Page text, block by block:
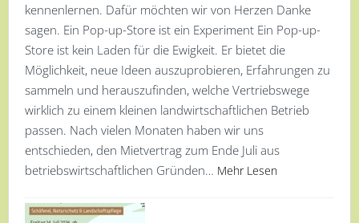
kennenlernen. Dafür möchten wir von Herzen Danke
sagen. Ein Pop-up-Store ist ein Experiment Ein Pop-up-
Store ist kein Laden für die Ewigkeit. Er bietet die
Möglichkeit, neue Ideen auszuprobieren, Erfahrungen zu
sammeln und herauszufinden, welche Vertriebswege
wirklich zu einem kleinen landwirtschaftlichen Betrieb
passen. Nach vielen Monaten haben wir uns
entschieden, den Mietvertrag zum Ende Juli aus
betriebswirtschaftlichen Gründen… Mehr Lesen